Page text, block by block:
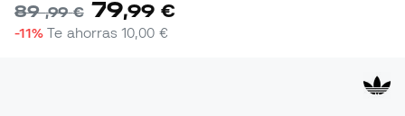
89,99 € 79,99 €
-11% Te ahorras10,00 €